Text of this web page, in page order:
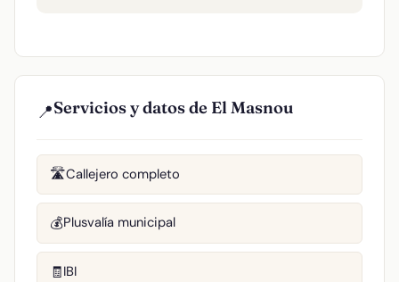
📍Servicios y datos de El Masnou
🛣️Callejero completo
💰Plusvalía municipal
🧾IBI